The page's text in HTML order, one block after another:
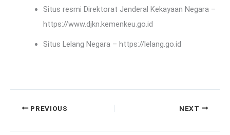
Situs resmi Direktorat Jenderal Kekayaan Negara –
https://www.djkn.kemenkeu.go.id
Situs Lelang Negara – https://lelang.go.id
PREVIOUS NEXT